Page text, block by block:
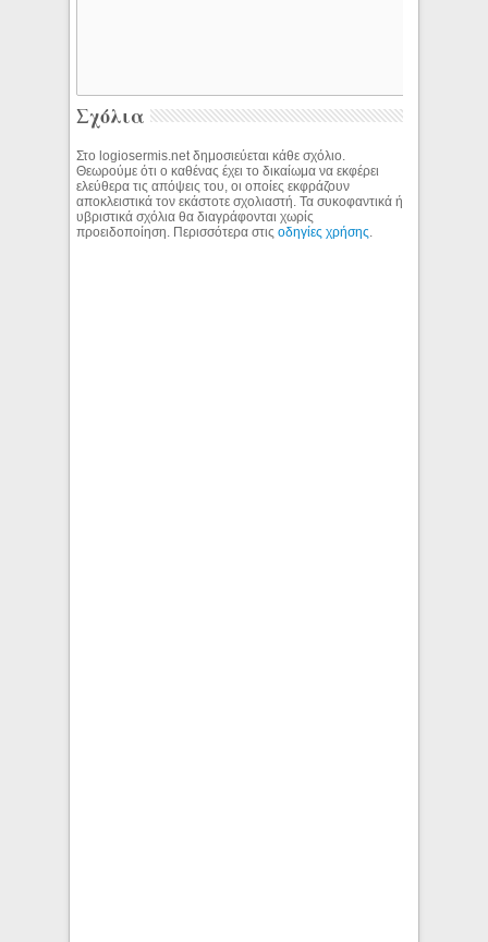
Σχόλια
Στο logiosermis.net δημοσιεύεται κάθε σχόλιο.
Θεωρούμε ότι ο καθένας έχει το δικαίωμα να εκφέρει
ελεύθερα τις απόψεις του, οι οποίες εκφράζουν
αποκλειστικά τον εκάστοτε σχολιαστή. Τα συκοφαντικά ή
υβριστικά σχόλια θα διαγράφονται χωρίς
προειδοποίηση. Περισσότερα στιςοδηγίες χρήσης